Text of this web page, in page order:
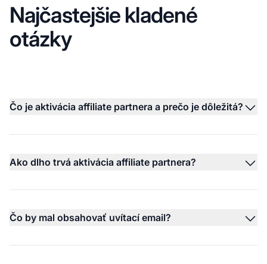
Najčastejšie kladené
otázky
Čo je aktivácia affiliate partnera a prečo je dôležitá?
Ako dlho trvá aktivácia affiliate partnera?
Čo by mal obsahovať uvítací email?